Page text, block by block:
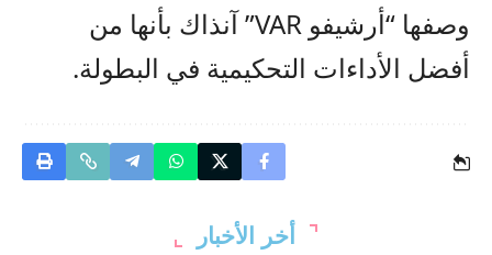
وصفها “أرشيفو VAR” آنذاك بأنها من
أفضل الأداءات التحكيمية في البطولة.
أخر الأخبار